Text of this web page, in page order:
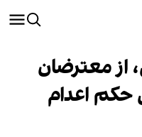
از معترضان
حکم اعدام